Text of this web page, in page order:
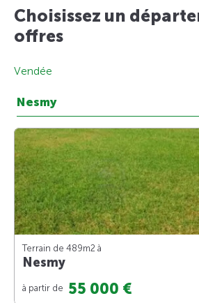
Choisissez un
offres
Vendée
Nesmy
Terrain de 489m2 à
Nesmy
à partir de 55 000 €